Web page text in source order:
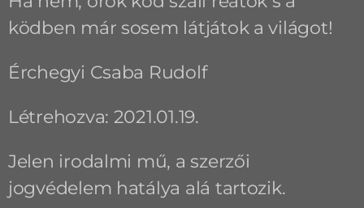
ködben már sosem látjátok a világot!
Érchegyi Csaba Rudolf
Létrehozva: 2021.01.19.
Jelen irodalmi mű, a szerzői
jogvédelem hatálya alá tartozik.